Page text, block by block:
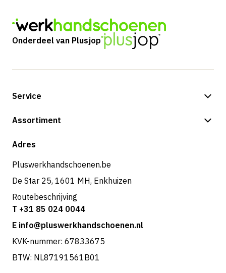
Onderdeel van Plusjop
Service
Betalingsmogelijkheden
Retouren & service
Assortiment
Shop
Adres
Pluswerkhandschoenen.be
De Star 25, 1601 MH, Enkhuizen
Routebeschrijving
T +31 85 024 0044
E info@pluswerkhandschoenen.nl
KVK-nummer: 67833675
BTW: NL87191561B01